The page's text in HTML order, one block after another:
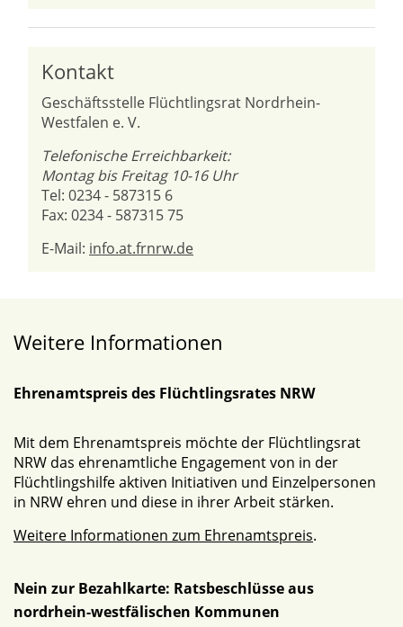
Kontakt
Geschäftsstelle Flüchtlingsrat Nordrhein-
Westfalen e. V.
Telefonische Erreichbarkeit:
Montag bis Freitag 10-16 Uhr
Tel: 0234 - 587315 6
Fax: 0234 - 587315 75
E-Mail: info.at.frnrw.de
Weitere Informationen
Ehrenamtspreis des Flüchtlingsrates NRW
Mit dem Ehrenamtspreis möchte der Flüchtlingsrat
NRW das ehrenamtliche Engagement von in der
Flüchtlingshilfe aktiven Initiativen und Einzelpersonen
in NRW ehren und diese in ihrer Arbeit stärken.
Weitere Informationen zum Ehrenamtspreis.
Nein zur Bezahlkarte: Ratsbeschlüsse aus
nordrhein-westfälischen Kommunen